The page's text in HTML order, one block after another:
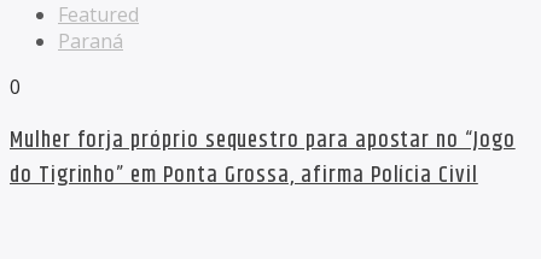
Featured
Paraná
0
Mulher forja próprio sequestro para apostar no “Jogo
do Tigrinho” em Ponta Grossa, afirma Polícia Civil